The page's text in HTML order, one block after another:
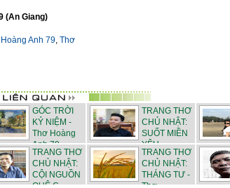
(An Giang)
Hoàng Anh 79, Thơ
GÓC TRỜI
KỶ NIỆM -
Thơ Hoàng
Anh 79
TRANG THƠ
CHỦ NHẬT:
SUỐT MIỀN
YÊU -...
TRANG THƠ
CHỦ NHẬT:
CỘI NGUỒN
TRANG THƠ
CHỦ NHẬT:
THÁNG TƯ -